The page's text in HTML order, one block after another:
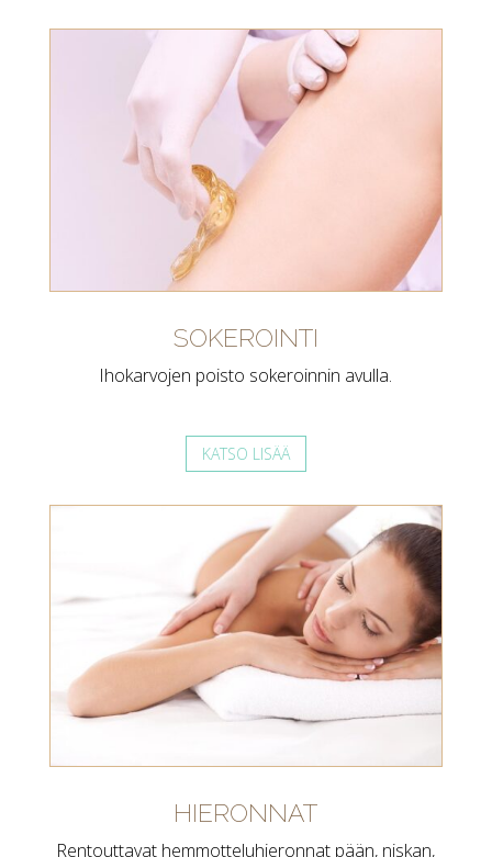
SOKEROINTI
Ihokarvojen poisto sokeroinnin avulla.
KATSO LISÄÄ
HIERONNAT
Rentouttavat hemmotteluhieronnat pään, niskan,